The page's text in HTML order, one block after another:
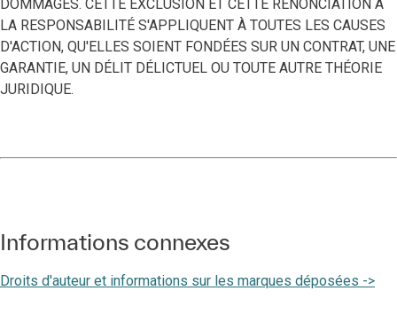
DOMMAGES. CETTE EXCLUSION ET CETTE RENONCIATION À
LA RESPONSABILITÉ S'APPLIQUENT À TOUTES LES CAUSES
D'ACTION, QU'ELLES SOIENT FONDÉES SUR UN CONTRAT, UNE
GARANTIE, UN DÉLIT DÉLICTUEL OU TOUTE AUTRE THÉORIE
JURIDIQUE.
Informations connexes
Droits d'auteur et informations sur les marques déposées ->